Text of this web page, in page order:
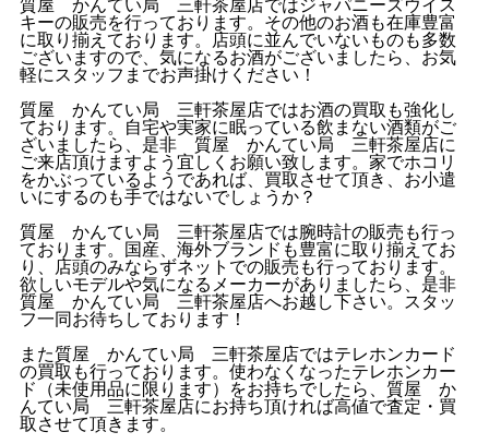
キーの販売を行っております。その他のお酒も在庫豊富
に取り揃えております。店頭に並んでいないものも多数
ございますので、気になるお酒がございましたら、お気
軽にスタッフまでお声掛けください！
質屋 かんてい局 三軒茶屋店ではお酒の買取も強化し
ております。自宅や実家に眠っている飲まない酒類がご
ざいましたら、是非 質屋 かんてい局 三軒茶屋店に
ご来店頂けますよう宜しくお願い致します。家でホコリ
をかぶっているようであれば、買取させて頂き、お小遣
いにするのも手ではないでしょうか？
質屋 かんてい局 三軒茶屋店では腕時計の販売も行っ
ております。国産、海外ブランドも豊富に取り揃えてお
り、店頭のみならずネットでの販売も行っております。
欲しいモデルや気になるメーカーがありましたら、是非
質屋 かんてい局 三軒茶屋店へお越し下さい。スタッ
フ一同お待ちしております！
また質屋 かんてい局 三軒茶屋店ではテレホンカード
の買取も行っております。使わなくなったテレホンカー
ド（未使用品に限ります）をお持ちでしたら、質屋 か
んてい局 三軒茶屋店にお持ち頂ければ高値で査定・買
取させて頂きます。